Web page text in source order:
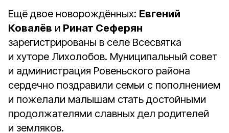
Ещё двое новорождённых: Евгений
Ковалёв и Ринат Сеферян
зарегистрированы в селе Всесвятка
и хуторе Лихолобов. Муниципальный совет
и администрация Ровеньского района
сердечно поздравили семьи с пополнением
и пожелали малышам стать достойными
продолжателями славных дел родителей
и земляков.